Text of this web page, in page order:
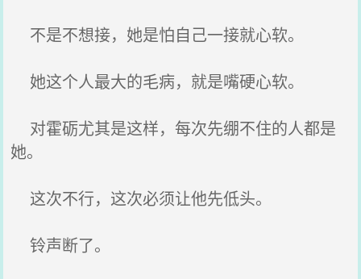
不是不想接，她是怕自己一接就心软。
她这个人最大的毛病，就是嘴硬心软。
对霍砺尤其是这样，每次先绷不住的人都是
她。
这次不行，这次必须让他先低头。
铃声断了。